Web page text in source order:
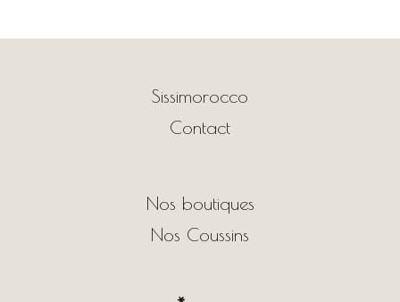
Sissimorocco
Contact
Nos boutiques
Nos Coussins